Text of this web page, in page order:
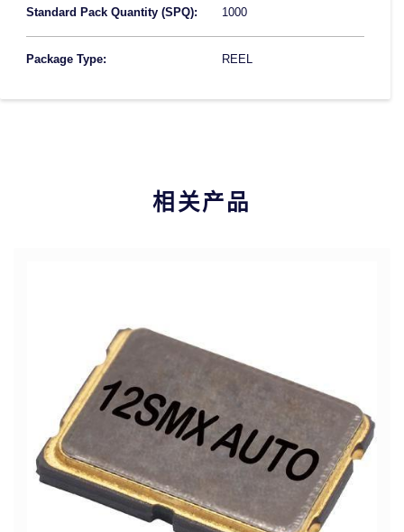
Standard Pack Quantity (SPQ): 1000
Package Type: REEL
相关产品